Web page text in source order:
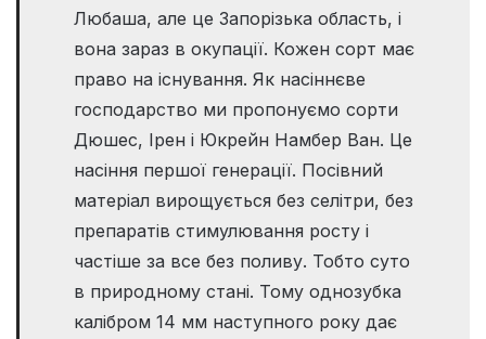
Любаша, але це Запорізька область, і
вона зараз в окупації. Кожен сорт має
право на існування. Як насіннєве
господарство ми пропонуємо сорти
Дюшес, Ірен і Юкрейн Намбер Ван. Це
насіння першої генерації. Посівний
матеріал вирощується без селітри, без
препаратів стимулювання росту і
частіше за все без поливу. Тобто суто
в природному стані. Тому однозубка
калібром 14 мм наступного року дає